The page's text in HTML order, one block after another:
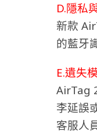
D.隱私
新款
的藍牙
E.遺失
AirTag
李延誤
客服人